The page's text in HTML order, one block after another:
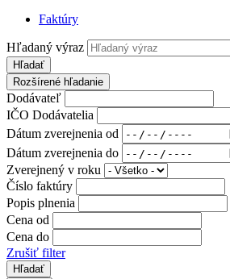
Faktúry
Hľadaný výraz
Hľadať
Rozšírené hľadanie
Dodávateľ
IČO Dodávatelia
Dátum zverejnenia od
Dátum zverejnenia do
Zverejnený v roku
Číslo faktúry
Popis plnenia
Cena od
Cena do
Zrušiť filter